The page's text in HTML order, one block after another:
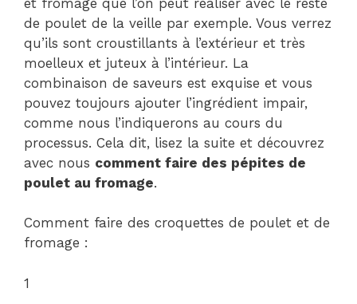
de poulet de la veille par exemple. Vous verrez
qu’ils sont croustillants à l’extérieur et très
moelleux et juteux à l’intérieur. La
combinaison de saveurs est exquise et vous
pouvez toujours ajouter l’ingrédient impair,
comme nous l’indiquerons au cours du
processus. Cela dit, lisez la suite et découvrez
avec nous comment faire des pépites de
poulet au fromage.
Comment faire des croquettes de poulet et de
fromage :
1